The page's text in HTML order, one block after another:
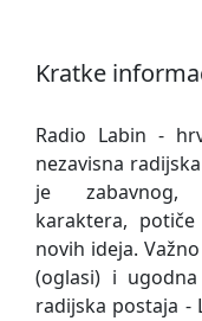
Kratke
Radio Labin -
nezavisna
je zabavnog,
karaktera,
novih ideja.
(oglasi) i
radijska postaja -